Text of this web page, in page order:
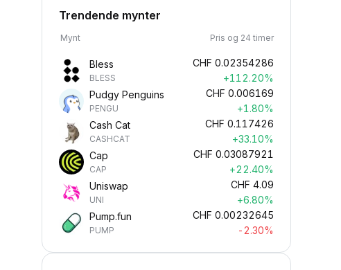
Trendende mynter
Mynt Pris og 24 timer
Bless
BLESS
CHF 0.02354286
+112.20%
Pudgy Penguins
PENGU
CHF 0.006169
+1.80%
Cash Cat
CASHCAT
CHF 0.117426
+33.10%
Cap
CAP
CHF 0.03087921
+22.40%
Uniswap
UNI
CHF 4.09
+6.80%
Pump.fun
PUMP
CHF 0.00232645
-2.30%